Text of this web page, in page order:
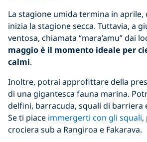
La stagione umida termina in aprile,
inizia la stagione secca. Tuttavia, a
ventosa, chiamata “mara’amu” dai
maggio è il momento ideale per
calmi.
Inoltre, potrai approfittare della
di una gigantesca fauna marina.
delfini, barracuda, squali di barriera
Se ti piace immergerti con gli squali,
crociera sub a Rangiroa e Fakarava.